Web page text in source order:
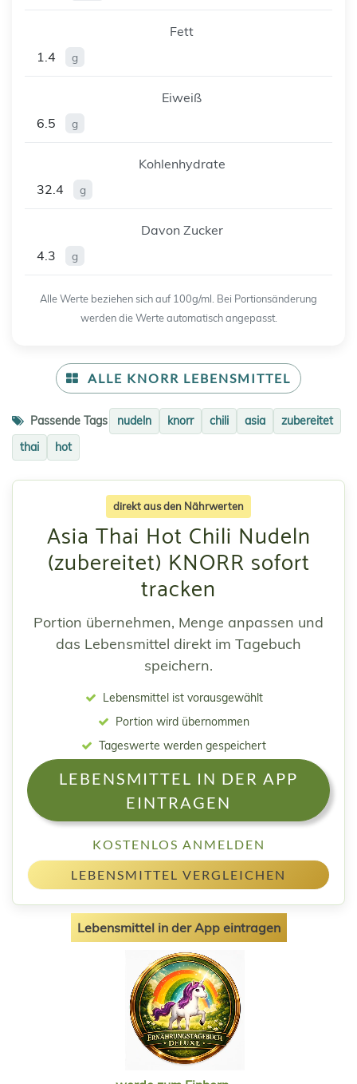
Fett
1.4
g
Eiweiß
6.5
g
Kohlenhydrate
32.4
g
Davon Zucker
4.3
g
Alle Werte beziehen sich auf 100g/ml. Bei Portionsänderung
werden die Werte automatisch angepasst.
ALLE KNORR LEBENSMITTEL
Passende Tags nudeln knorr chili asia
zubereitet
thai
hot
direkt aus den Nährwerten
Asia Thai Hot Chili Nudeln
(zubereitet) KNORR sofort
tracken
Portion übernehmen, Menge anpassen und
das Lebensmittel direkt im Tagebuch
speichern.
Lebensmittel ist vorausgewählt
Portion wird übernommen
Tageswerte werden gespeichert
LEBENSMITTEL IN DER APP
EINTRAGEN
KOSTENLOS ANMELDEN
LEBENSMITTEL VERGLEICHEN
Lebensmittel in der App eintragen